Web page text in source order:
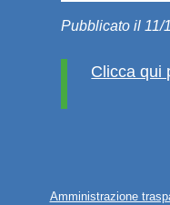
Pubblicato il 11/
Clicca qui
Amministrazione